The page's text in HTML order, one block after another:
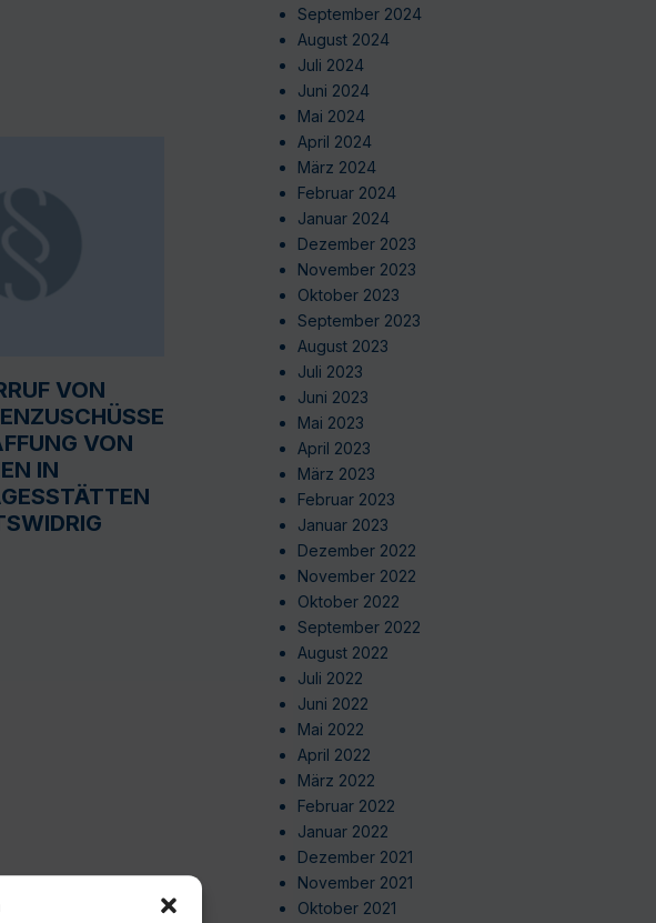
VON
VON
IN
September 2024
August 2024
Juli 2024
Juni 2024
Mai 2024
April 2024
März 2024
Februar 2024
Januar 2024
Dezember 2023
November 2023
Oktober 2023
September 2023
August 2023
Juli 2023
Juni 2023
Mai 2023
April 2023
März 2023
Februar 2023
Januar 2023
Dezember 2022
November 2022
Oktober 2022
September 2022
August 2022
Juli 2022
Juni 2022
Mai 2022
April 2022
März 2022
Februar 2022
Januar 2022
Dezember 2021
November 2021
Oktober 2021